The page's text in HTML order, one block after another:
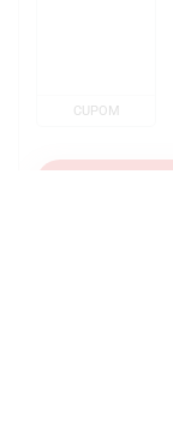
CUPOM